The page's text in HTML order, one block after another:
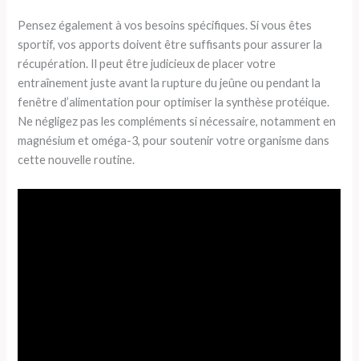
Pensez également à vos besoins spécifiques. Si vous êtes
sportif, vos apports doivent être suffisants pour assurer la
récupération. Il peut être judicieux de placer votre
entraînement juste avant la rupture du jeûne ou pendant la
fenêtre d’alimentation pour optimiser la synthèse protéique.
Ne négligez pas les compléments si nécessaire, notamment en
magnésium et oméga-3, pour soutenir votre organisme dans
cette nouvelle routine.